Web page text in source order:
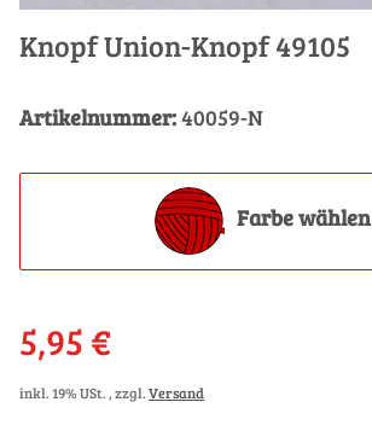
Knopf Union-Knopf 49105
Artikelnummer:40059-N
Farbe wählen
5,95 €
inkl. 19% USt. , zzgl.Versand